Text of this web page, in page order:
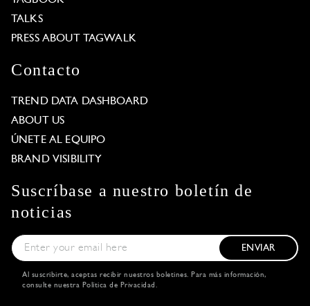
TALKS
PRESS ABOUT TAGWALK
Contacto
TREND DATA DASHBOARD
ABOUT US
ÚNETE AL EQUIPO
BRAND VISIBILITY
Suscríbase a nuestro boletín de
noticias
ENVIAR
Al suscribirte, aceptas recibir nuestros boletines. Para más información,
consulte nuestra Política de Privacidad .